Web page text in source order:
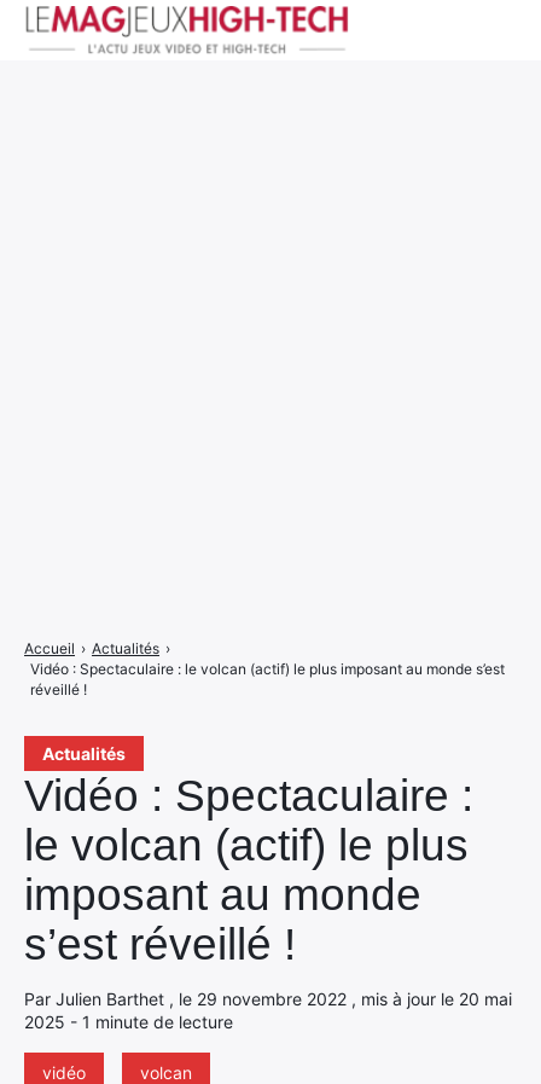
Actualités
Vidéo : Spectaculaire :
le volcan (actif) le plus
imposant au monde
s’est réveillé !
Par Julien Barthet , le 29 novembre 2022 , mis à jour le 20 mai
2025 - 1 minute de lecture
vidéo volcan
Accueil › Actualités ›
Vidéo : Spectaculaire : le volcan (actif) le plus imposant au monde s’est
réveillé !